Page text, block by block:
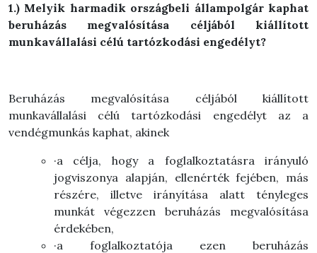
1.) Melyik harmadik országbeli állampolgár kaphat
beruházás megvalósítása céljából kiállított
munkavállalási célú tartózkodási engedélyt?
Beruházás megvalósítása céljából kiállított
munkavállalási célú tartózkodási engedélyt az a
vendégmunkás kaphat, akinek
·a célja, hogy a foglalkoztatásra irányuló
jogviszonya alapján, ellenérték fejében, más
részére, illetve irányítása alatt tényleges
munkát végezzen beruházás megvalósítása
érdekében,
·a foglalkoztatója ezen beruházás